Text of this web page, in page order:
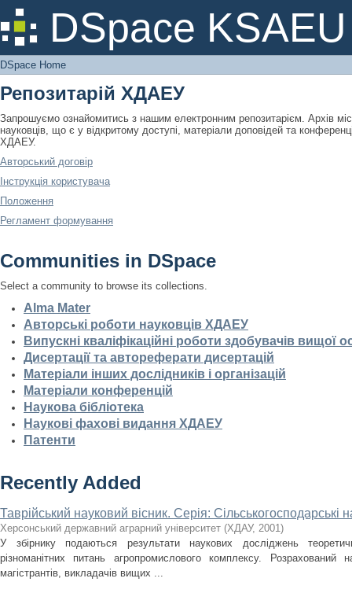
DSpace KSAEU
DSpace Home
DSpace Home
Репозитарій ХДАЕУ
Запрошуємо ознайомитись з нашим електронним репозитарієм. Архів
науковців, що є у відкритому доступі, матеріали доповідей та
ХДАЕУ.
Авторський договір
Інструкція користувача
Положення
Регламент формування
Communities in DSpace
Select a community to browse its collections.
Alma Mater
Авторські роботи науковців ХДАЕУ
Випускні кваліфікаційні роботи здобувачів вищої
Дисертації та автореферати дисертацій
Матеріали інших дослідників і організацій
Матеріали конференцій
Наукова бібліотека
Наукові фахові видання ХДАЕУ
Патенти
Recently Added
Таврійський науковий вісник. Серія: Сільськогосподарські
Херсонський державний аграрний університет (ХДАУ, 2001)
У збірнику подаються результати наукових досліджень
різноманітних питань агропромислового комплексу. Розрахований
магістрантів, викладачів вищих ...